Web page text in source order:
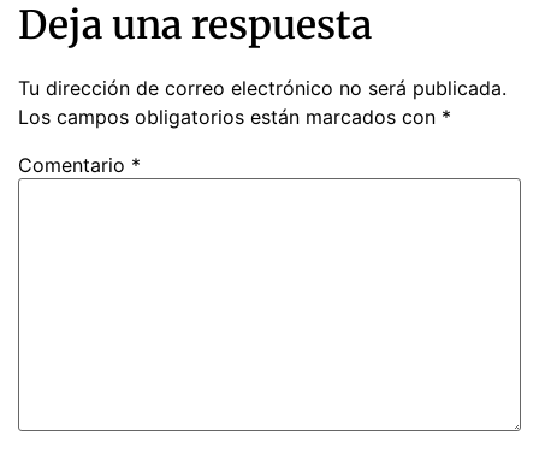
Deja una respuesta
Tu dirección de correo electrónico no será publicada.
Los campos obligatorios están marcados con *
Comentario *